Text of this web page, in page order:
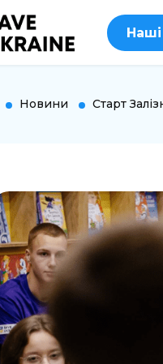
Новини Старт